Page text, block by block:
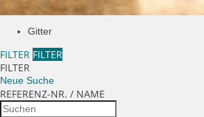
Gitter
FILTER FILTER
FILTER
Neue Suche
REFERENZ-NR. / NAME